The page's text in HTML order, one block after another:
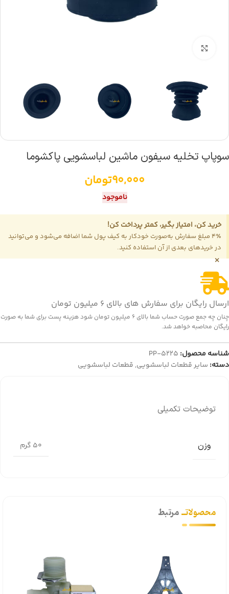
سوپاپ تخلیه سیفون ماشین لباسشویی پاکشوما
90,000تومان
ناموجود
خرید کن، امتیاز بگیر، کمتر پرداخت کن!
4٪ مبلغ سفارش به‌صورت خودکار به کیف پول شما اضافه می‌شود و می‌توانید
در خریدهای بعدی از آن استفاده کنید.
×
ارسال رایگان برای سفارش های بالای 6 میلیون تومان
چنان چه جمع صورت حساب شما بالای 6 میلیون تومان شود هزینه پست برای شما به صورت
رایگان محاصبه خواهد شد.
شناسه محصول: PP-5225
دسته: سایر قطعات لباسشویی, قطعات لباسشویی
توضیحات تکمیلی
وزن 50 گرم
محصولاتــمرتبط